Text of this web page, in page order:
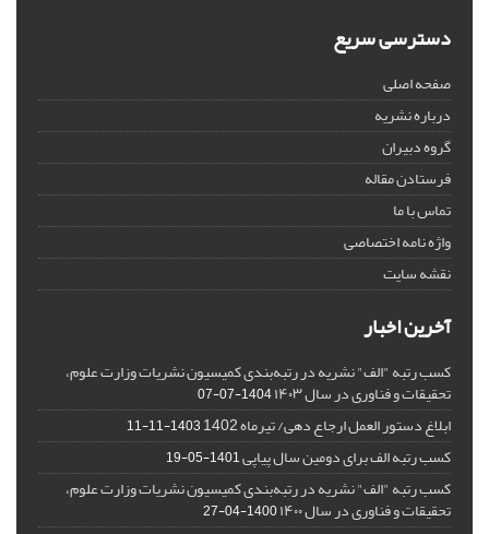
دسترسی سریع
صفحه اصلی
درباره نشریه
گروه دبیران
فرستادن مقاله
تماس با ما
واژه نامه اختصاصی
نقشه سایت
آخرین اخبار
کسب رتبه "الف" نشریه در رتبه‌بندی کمیسیون نشریات وزارت علوم،
تحقیقات و فناوری در سال ۱۴۰۳ 1404-07-07
ابلاغ دستور العمل ارجاع دهی/ تیرماه 1402 1403-11-11
کسب رتبه الف برای دومین سال پیاپی1401-05-19
کسب رتبه "الف" نشریه در رتبه‌بندی کمیسیون نشریات وزارت علوم،
تحقیقات و فناوری در سال ۱۴۰۰ 1400-04-27